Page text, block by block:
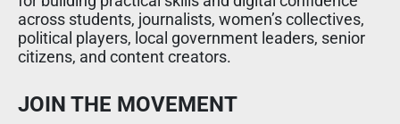
across students, journalists, women’s collectives,
political players, local government leaders, senior
citizens, and content creators.
JOIN THE MOVEMENT